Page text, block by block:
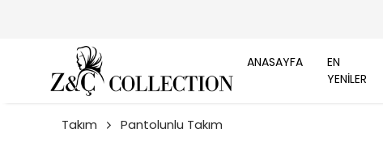
ANASAYFA
EN
YENİLER
Takım Pantolunlu Takım